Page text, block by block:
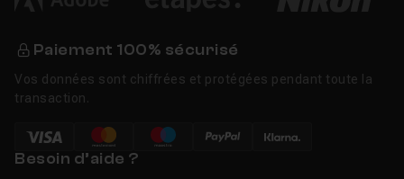
Paiement 100% sécurisé
Vos données sont chiffrées et protégées pendant toute la
transaction.
Besoin d’aide ?